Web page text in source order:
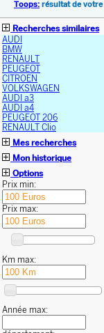
Toops: résultat de
Recherches similaires
AUDI
BMW
RENAULT
PEUGEOT
CITROEN
VOLKSWAGEN
AUDI a3
AUDI a4
PEUGEOT 206
RENAULT Clio
Mes recherches
Mon historique
Options
Prix min:
Prix max:
Km max:
Année max: